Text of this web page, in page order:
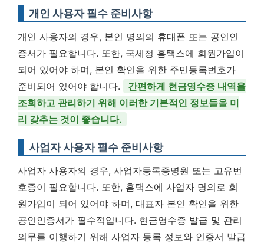
개인 사용자 필수 준비사항
개인 사용자의 경우, 본인 명의의 휴대폰 또는 공인인
증서가 필요합니다. 또한, 국세청 홈택스에 회원가입이
되어 있어야 하며, 본인 확인을 위한 주민등록번호가
준비되어 있어야 합니다.
간편하게 현금영수증 내역을
조회하고 관리하기 위해 이러한 기본적인 정보들을 미
리 갖추는 것이 좋습니다.
사업자 사용자 필수 준비사항
사업자 사용자의 경우, 사업자등록증명원 또는 고유번
호증이 필요합니다. 또한, 홈택스에 사업자 명의로 회
원가입이 되어 있어야 하며, 대표자 본인 확인을 위한
공인인증서가 필수적입니다. 현금영수증 발급 및 관리
의무를 이행하기 위해 사업자 등록 정보와 인증서 발급